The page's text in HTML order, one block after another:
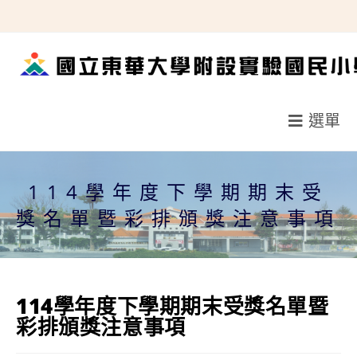
轉
選單
114學年度下學期期末受
獎名單暨彩排頒獎注意事項
114學年度下學期期末受獎名單暨
彩排頒獎注意事項